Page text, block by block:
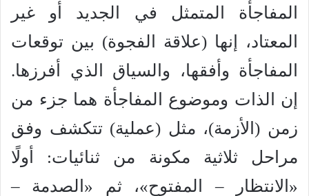
المفاجأة المتمثل في الجديد أو غير
المعتاد، إنها (علاقة الفجوة) بين توقعات
المفاجأة وأفقها، والسياق الذي أفرزها.
إن الذات وموضوع المفاجأة هما جزء من
زمن (الأزمة)، مثل (عملية) تتكشف وفق
مراحل ثلاثية مكونة من ثنائيات: أولًا
«الانتظار – المفتوح»، ثم «الصدمة –